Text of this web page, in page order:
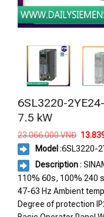
6SL3220-
7.5 kW
23.066.000VNĐ Giá
là:
Model :6SL3220-
Description:
110% 60s, 100% 240
47-63 Hz Ambient
Degree of protection